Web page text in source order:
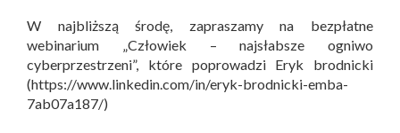
W najbliższą środę, zapraszamy na bezpłatne
webinarium „Człowiek – najsłabsze ogniwo
cyberprzestrzeni”, które poprowadzi Eryk brodnicki
(https://www.linkedin.com/in/eryk-brodnicki-emba-
7ab07a187/)